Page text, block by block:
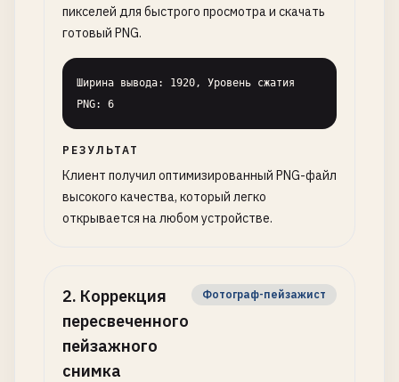
пикселей для быстрого просмотра и скачать
готовый PNG.
Ширина вывода: 1920, Уровень сжатия
PNG: 6
РЕЗУЛЬТАТ
Клиент получил оптимизированный PNG-файл
высокого качества, который легко
открывается на любом устройстве.
2. Коррекция
пересвеченного
пейзажного
снимка
Фотограф-пейзажист